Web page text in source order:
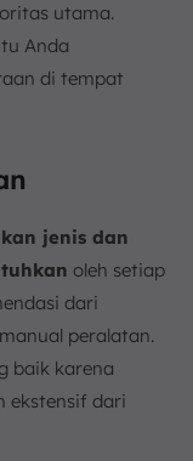
utama.
Anda
di tempat
jenis dan
oleh setiap
dari
peralatan.
baik karena
ekstensif dari